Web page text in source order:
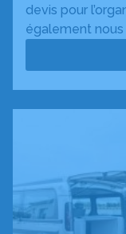
devis pour
également